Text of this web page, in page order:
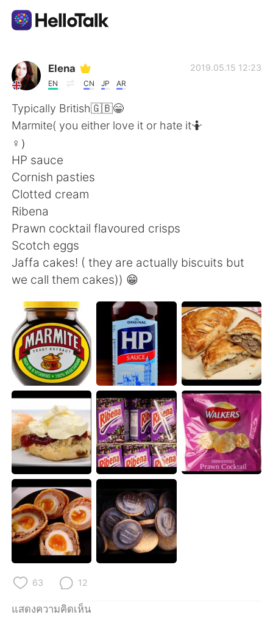
แอปแลกเปลี่ยนทางภาษา
AI Grammar Checker
ไทย
English
繁體中文
العربية
Deutsch 日本語
한국어 Русский
Indonesia Italiano
Türkçe Tiếng Việt
Português
Elena
EN CN JP AR
2019.05.15 12:23
Typically British🇬🇧😁
Marmite( you either love it or hate it🤷
‍♀️）
HP sauce
Cornish pasties
Clotted cream
Ribena
Prawn cocktail flavoured crisps
Scotch eggs
Jaffa cakes! ( they are actually biscuits but
we call them cakes)) 😁
63 12
แสดงความคิดเห็น